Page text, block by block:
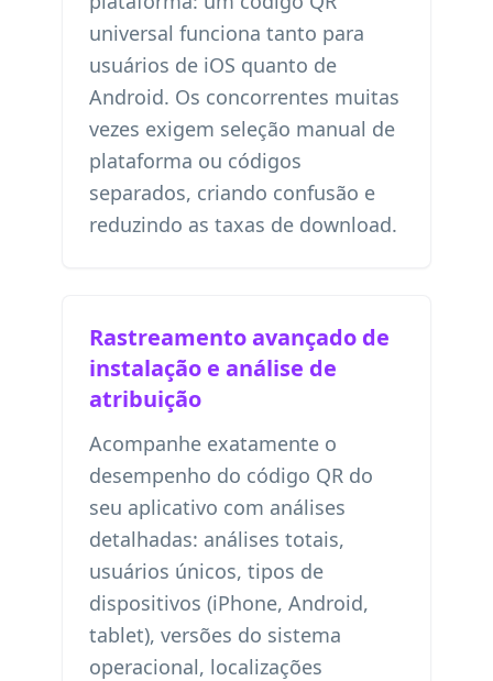
universal funciona tanto para
usuários de iOS quanto de
Android. Os concorrentes muitas
vezes exigem seleção manual de
plataforma ou códigos
separados, criando confusão e
reduzindo as taxas de download.
Rastreamento avançado de
instalação e análise de
atribuição
Acompanhe exatamente o
desempenho do código QR do
seu aplicativo com análises
detalhadas: análises totais,
usuários únicos, tipos de
dispositivos (iPhone, Android,
tablet), versões do sistema
operacional, localizações